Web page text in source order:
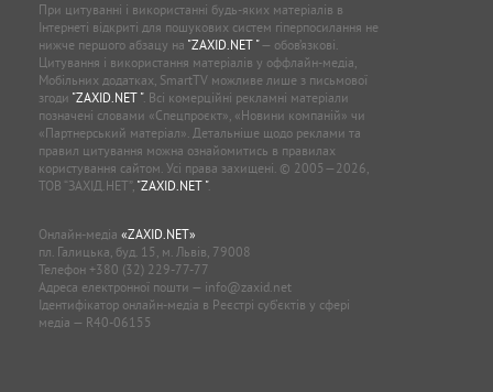
При цитуванні і використанні будь-яких матеріалів в
Інтернеті відкриті для пошукових систем гіперпосилання не
нижче першого абзацу на "ZAXID.NET "— обов’язкові.
Цитування і використання матеріалів у оффлайн-медіа,
Мобільних додатках, SmartTV можливе лише з письмової
згоди "ZAXID.NET ". Всі комерційні рекламні матеріали
позначені словами «Спецпроєкт», «Новини компаній» чи
«Партнерський матеріал». Детальніше щодо реклами та
правил цитування можна ознайомитись в правилах
користування сайтом. Усі права захищені. © 2005—2026,
ТОВ “ЗАХІД.НЕТ”, "ZAXID.NET ".
Онлайн-медіа «ZAXID.NET»
пл. Галицька, буд. 15, м. Львів, 79008
Телефон +380 (32) 229-77-77
Адреса електронної пошти — info@zaxid.net
Ідентифікатор онлайн-медіа в Реєстрі суб'єктів у сфері
медіа — R40-06155